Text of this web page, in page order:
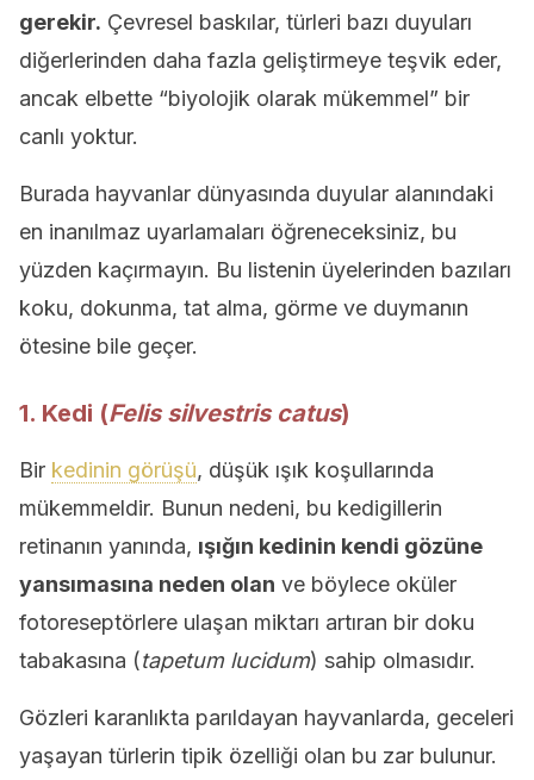
gerekir. Çevresel baskılar, türleri bazı duyuları
diğerlerinden daha fazla geliştirmeye teşvik eder,
ancak elbette “biyolojik olarak mükemmel” bir
canlı yoktur.
Burada hayvanlar dünyasında duyular alanındaki
en inanılmaz uyarlamaları öğreneceksiniz, bu
yüzden kaçırmayın. Bu listenin üyelerinden bazıları
koku, dokunma, tat alma, görme ve duymanın
ötesine bile geçer.
1. Kedi (Felis silvestris catus)
Bir kedinin görüşü, düşük ışık koşullarında
mükemmeldir. Bunun nedeni, bu kedigillerin
retinanın yanında, ışığın kedinin kendi gözüne
yansımasına neden olan ve böylece oküler
fotoreseptörlere ulaşan miktarı artıran bir doku
tabakasına (tapetum lucidum) sahip olmasıdır.
Gözleri karanlıkta parıldayan hayvanlarda, geceleri
yaşayan türlerin tipik özelliği olan bu zar bulunur.